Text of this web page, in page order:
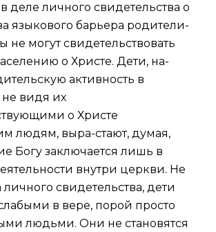
деле личного свидетельства о
языкового барьера родители-
не могут свидетельствовать
о Христе. Дети, на-
активность в
видя их
о Христе
людям, выра-стают, думая,
Богу заключается лишь в
внутри церкви. Не
свидетельства, дети
в вере, порой просто
людьми. Они не становятся